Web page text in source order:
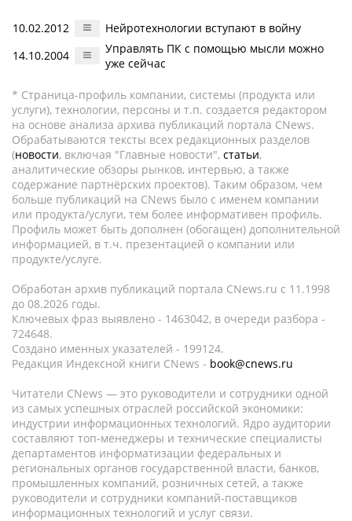
10.02.2012
Нейротехнологии вступают в войну
14.10.2004
Управлять ПК с помощью мысли можно
уже сейчас
* Страница-профиль компании, системы (продукта или
услуги), технологии, персоны и т.п. создается редактором
на основе анализа архива публикаций портала CNews.
Обрабатываются тексты всех редакционных разделов
(новости, включая "Главные новости", статьи,
аналитические обзоры рынков, интервью, а также
содержание партнёрских проектов). Таким образом, чем
больше публикаций на CNews было с именем компании
или продукта/услуги, тем более информативен профиль.
Профиль может быть дополнен (обогащен) дополнительной
информацией, в т.ч. презентацией о компании или
продукте/услуге.
Обработан архив публикаций портала CNews.ru c 11.1998
до 08.2026 годы.
Ключевых фраз выявлено - 1463042, в очереди разбора -
724648.
Создано именных указателей - 199124.
Редакция Индексной книги CNews - book@cnews.ru
Читатели CNews — это руководители и сотрудники одной
из самых успешных отраслей российской экономики:
индустрии информационных технологий. Ядро аудитории
составляют топ-менеджеры и технические специалисты
департаментов информатизации федеральных и
региональных органов государственной власти, банков,
промышленных компаний, розничных сетей, а также
руководители и сотрудники компаний-поставщиков
информационных технологий и услуг связи.